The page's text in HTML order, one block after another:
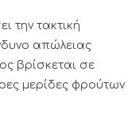
την τακτική
απώλειας
βρίσκεται σε
μερίδες φρούτων